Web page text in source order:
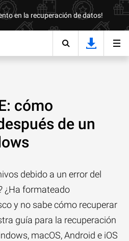
en la recuperación de datos!
cómo
de un
debido a un error del
¿Ha formateado
y no sabe cómo recuperar
guía para la recuperación
macOS, Android e iOS